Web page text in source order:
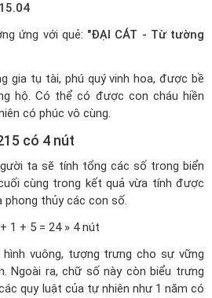
15.04
ứng với quẻ: "ĐẠI CÁT - Từ tường
gia tụ tài, phú quý vinh hoa, được bề
hộ. Có thể có được con cháu hiền
có phúc vô cùng.
có 4 nút
ta sẽ tính tổng các số trong biển
cùng trong kết quả vừa tính được
phong thủy các con số.
1 + 5 = 24 » 4 nút
vuông, tượng trưng cho sự vững
Ngoài ra, chữ số này còn biểu trưng
quy luật của tự nhiên như 1 năm có